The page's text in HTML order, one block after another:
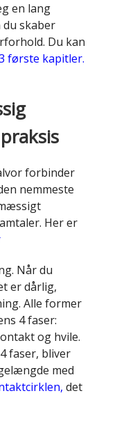
en lang
skaber
Du kan
første kapitler.
forbinder
nemmeste
Her er
Når du
er dårlig,
Alle former
4 faser:
og hvile.
faser, bliver
med
det